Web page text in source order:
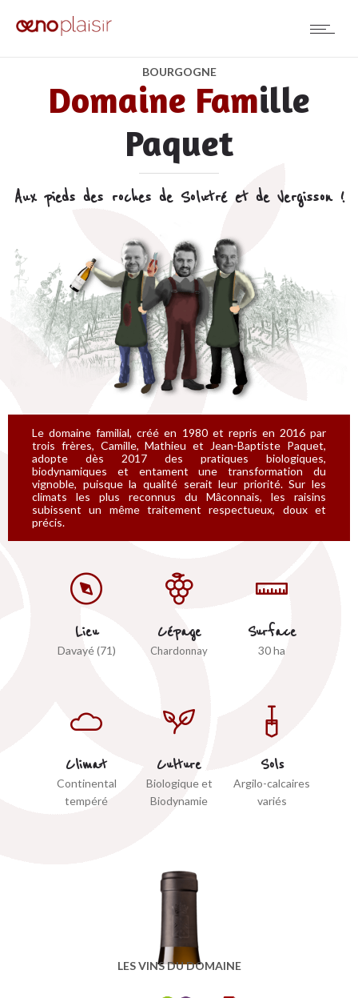
BOURGOGNE
Domaine Famille
Paquet
Aux pieds des roches de Solutré et de Vergisson !
Le domaine familial, créé en 1980 et repris en 2016 par
trois frères, Camille, Mathieu et Jean-Baptiste Paquet,
adopte dès 2017 des pratiques biologiques,
biodynamiques et entament une transformation du
vignoble, puisque la qualité serait leur priorité. Sur les
climats les plus reconnus du Mâconnais, les raisins
subissent un même traitement respectueux, doux et
précis.
Lieu
Davayé (71)
Climat
Continental
tempéré
Cépage
Chardonnay
Culture
Biologique et
Biodynamie
Surface
30 ha
Sols
Argilo-calcaires
variés
LES VINS DU DOMAINE